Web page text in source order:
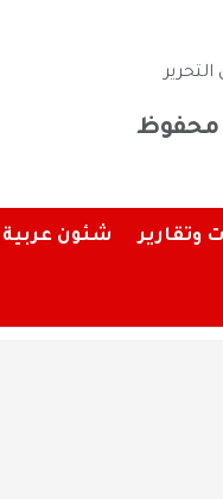
محفوظ
وتقارير شئون عربية